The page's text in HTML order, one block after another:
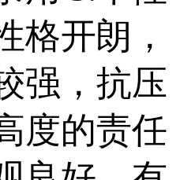
格开朗，
强，抗压
度的责任